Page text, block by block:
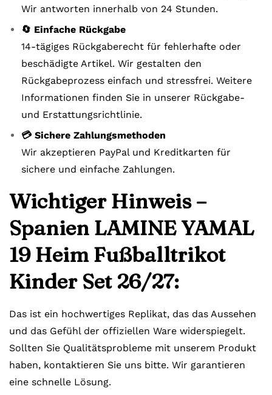
Wir antworten innerhalb von 24 Stunden.
🔄 Einfache Rückgabe
14-tägiges Rückgaberecht für fehlerhafte oder
beschädigte Artikel. Wir gestalten den
Rückgabeprozess einfach und stressfrei. Weitere
Informationen finden Sie in unserer Rückgabe-
und Erstattungsrichtlinie.
💳 Sichere Zahlungsmethoden
Wir akzeptieren PayPal und Kreditkarten für
sichere und einfache Zahlungen.
Wichtiger Hinweis –
Spanien LAMINE YAMAL
19 Heim Fußballtrikot
Kinder Set 26/27:
Das ist ein hochwertiges Replikat, das das Aussehen
und das Gefühl der offiziellen Ware widerspiegelt.
Sollten Sie Qualitätsprobleme mit unserem Produkt
haben, kontaktieren Sie uns bitte. Wir garantieren
eine schnelle Lösung.